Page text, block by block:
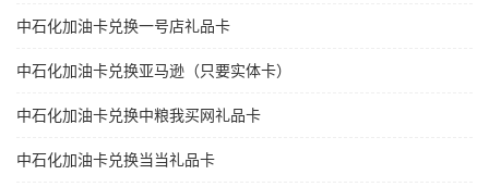
中石化加油卡兑换一号店礼品卡
中石化加油卡兑换亚马逊（只要实体卡）
中石化加油卡兑换中粮我买网礼品卡
中石化加油卡兑换当当礼品卡